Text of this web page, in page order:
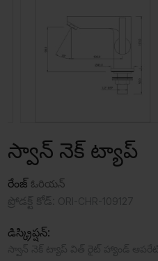
స్వాన్ నెక్ ట్యాప్
రేంజ్ ఓరియన్
డిస్క్రిప్షన్: